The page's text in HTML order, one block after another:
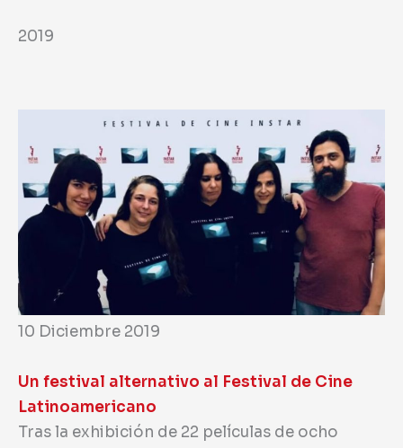
2019
10 Diciembre 2019
Un festival alternativo al Festival de Cine
Latinoamericano
Tras la exhibición de 22 películas de ocho